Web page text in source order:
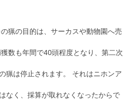
猟の目的は、サーカスや動物園へ売
数も年間で40頭程度となり、第二次
猟は停止されます。 それはニホンア
なく、採算が取れなくなったからで